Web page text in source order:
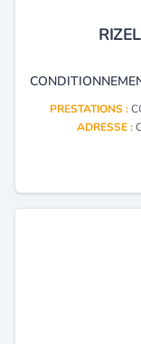
PRESTATIONS :
ADRESSE :